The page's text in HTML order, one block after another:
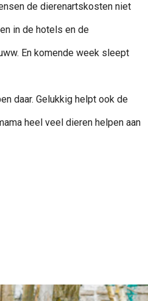
de dierenartskosten niet
in de hotels en de
En komende week sleept
daar. Gelukkig helpt ook de
heel veel dieren helpen aan